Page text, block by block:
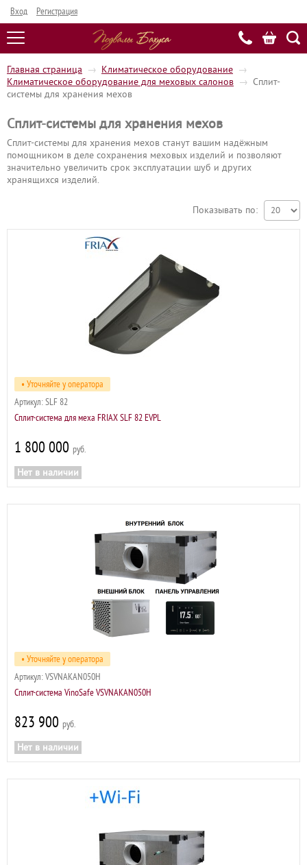
Вход Регистрация
Главная страница → Климатическое оборудование →
Климатическое оборудование для меховых салонов → Сплит-
системы для хранения мехов
Сплит-системы для хранения мехов
Сплит-системы для хранения мехов станут вашим надёжным
помощником в деле сохранения меховых изделий и позволяют
значительно увеличить срок эксплуатации шуб и других
хранящихся изделий.
Показывать по:
• Уточняйте у оператора
Артикул: SLF 82
Сплит-система для меха FRIAX SLF 82 EVPL
1 800 000 р
Нет в наличии
• Уточняйте у оператора
Артикул: VSVNAKAN050H
Сплит-система VinoSafe VSVNAKAN050H
823 900 р
Нет в наличии